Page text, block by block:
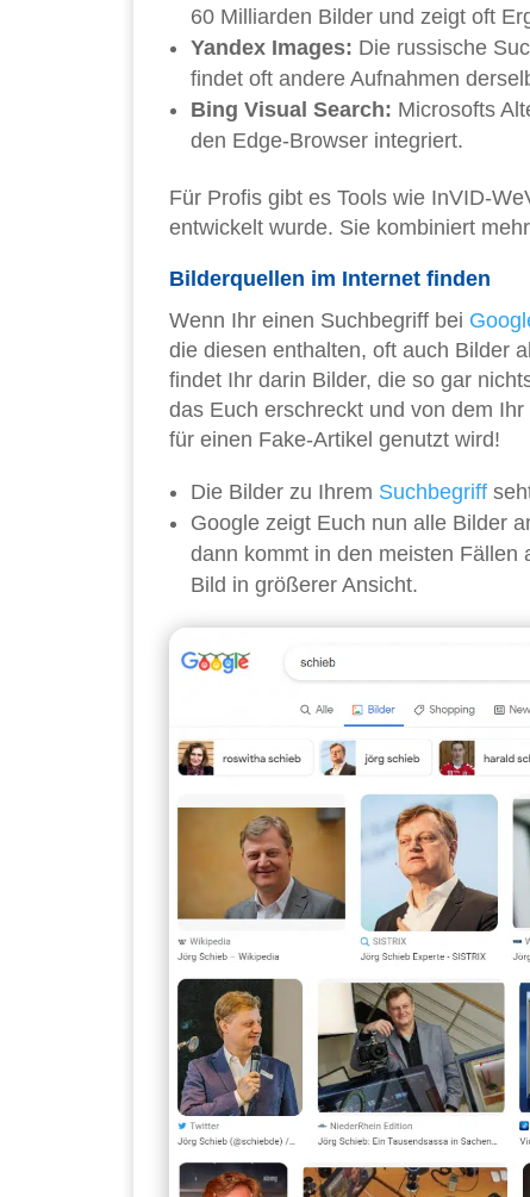
60 Milliarden Bilder und zeigt oft
Yandex Images: Die russische
findet oft andere Aufnahmen
Bing Visual Search: Microsofts
den Edge-Browser integriert.
Für Profis gibt es Tools wie InVID-
entwickelt wurde. Sie kombiniert
Bilderquellen im Internet finden
Wenn Ihr einen Suchbegriff bei
die diesen enthalten, oft auch Bilder
findet Ihr darin Bilder, die so gar
das Euch erschreckt und von dem
für einen Fake-Artikel genutzt wird!
Die Bilder zu Ihrem Suchbegriff
Google zeigt Euch nun alle Bilder
dann kommt in den meisten Fällen
Bild in größerer Ansicht.